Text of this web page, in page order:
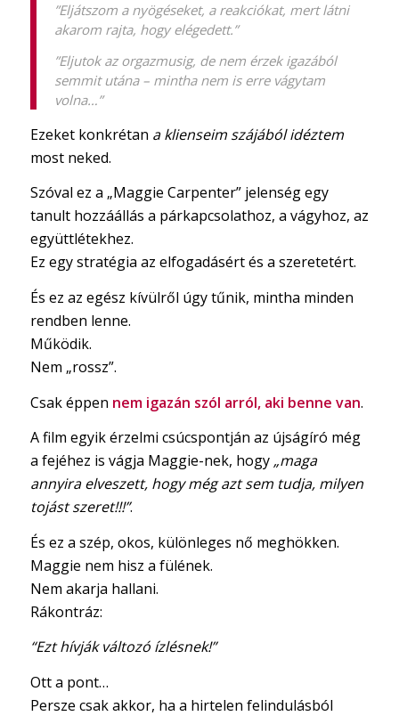
”Eljátszom a nyögéseket, a reakciókat, mert látni
akarom rajta, hogy elégedett.”
”Eljutok az orgazmusig, de nem érzek igazából
semmit utána – mintha nem is erre vágytam
volna…”
Ezeket konkrétan a klienseim szájából idéztem
most neked.
Szóval ez a „Maggie Carpenter” jelenség egy
tanult hozzáállás a párkapcsolathoz, a vágyhoz, az
együttlétekhez.
Ez egy stratégia az elfogadásért és a szeretetért.
És ez az egész kívülről úgy tűnik, mintha minden
rendben lenne.
Működik.
Nem „rossz”.
Csak éppen nem igazán szól arról, aki benne van.
A film egyik érzelmi csúcspontján az újságíró még
a fejéhez is vágja Maggie-nek, hogy„maga
annyira elveszett, hogy még azt sem tudja, milyen
tojást szeret!!!”.
És ez a szép, okos, különleges nő meghökken.
Maggie nem hisz a fülének.
Nem akarja hallani.
Rákontráz:
“Ezt hívják változó ízlésnek!”
Ott a pont…
Persze csak akkor, ha a hirtelen felindulásból